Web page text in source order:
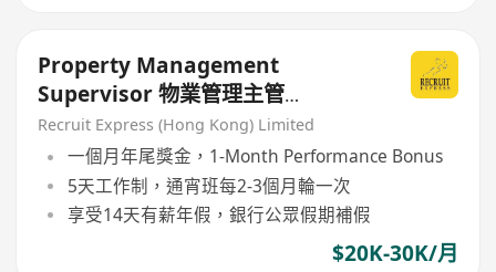
Property Management
Supervisor 物業管理主管
(Premium Shopping Mall)
Recruit Express (Hong Kong) Limited
一個月年尾獎金，1-Month Performance Bonus
5天工作制，通宵班每2-3個月輪一次
享受14天有薪年假，銀行公眾假期補假
$20K-30K/月